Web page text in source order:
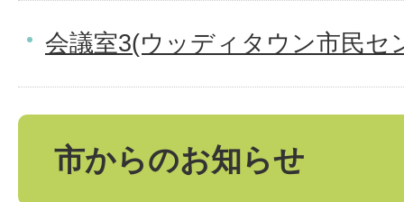
会議室3(ウッディタウン市民セ
市からのお知らせ